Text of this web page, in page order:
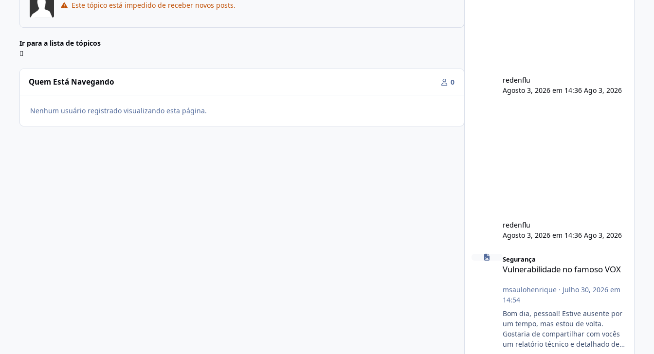
Este tópico está impedido de receber novos posts.
Ir para a lista de tópicos
Quem Está Navegando 0
Nenhum usuário registrado visualizando esta página.
redenflu
Agosto 3, 2026 em 14:36 Ago 3, 2026
redenflu
Agosto 3, 2026 em 14:36 Ago 3, 2026
Vulnerabilidade no famoso VOX
Segurança
Vulnerabilidade no famoso VOX
msaulohenrique· Julho 30, 2026 em
14:54
Bom dia, pessoal! Estive ausente por
um tempo, mas estou de volta.
Gostaria de compartilhar com vocês
um relatório técnico e detalhado de